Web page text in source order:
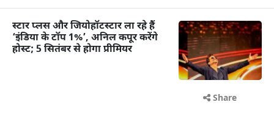
स्टार प्लस और जियोहॉटस्टार ला रहे हैं
‘इंडिया के टॉप 1%’, अनिल कपूर करेंगे
होस्ट; 5 सितंबर से होगा प्रीमियर
Share